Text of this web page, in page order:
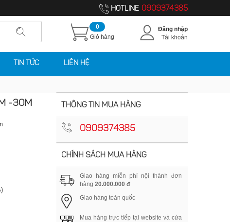
HOTLINE 0909374385
0
Giỏ hàng
Đăng nhập
Tài khoản
TIN TỨC LIÊN HỆ
-30M THÔNG TIN MUA HÀNG
0909374385
CHÍNH SÁCH MUA HÀNG
Giao hàng miễn phí nội thành đơn
hàng 20.000.000 đ
Giao hàng toàn quốc
Mua hàng trực tiếp tại website và cửa